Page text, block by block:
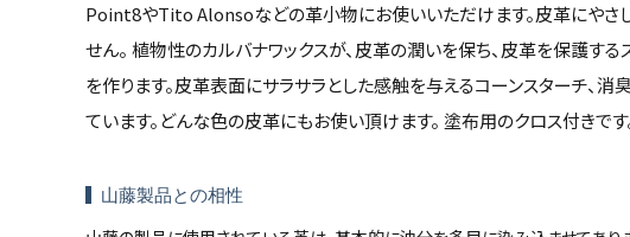
マルチパーパス
コインケース
キーケース
バッグ
薄い
厚い
型押し
変化が楽しい
ようこそ ゲスト 様
Point8やTito Alonsoなどの革小物にお使いいただけます。皮革にやさ
せん。 植物性のカルバナワックスが、皮革の潤いを保ち、皮革を保護す
を作ります。皮革表面にサラサラとした感触を与えるコーンスターチ、
ています。どんな色の皮革にもお使い頂けます。 塗布用のクロス付きです
山藤製品との相性